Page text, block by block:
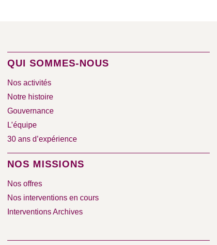
QUI SOMMES-NOUS
Nos activités
Notre histoire
Gouvernance
L’équipe
30 ans d’expérience
NOS MISSIONS
Nos offres
Nos interventions en cours
Interventions Archives